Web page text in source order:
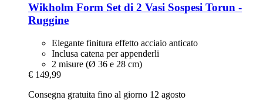
Wikholm Form Set di 2 Vasi Sospesi Torun -​
Ruggine
Elegante finitura effetto acciaio anticato
Inclusa catena per appenderli
2 misure (Ø 36 e 28 cm)
€ 149,99
Consegna gratuita fino al giorno 12 agosto